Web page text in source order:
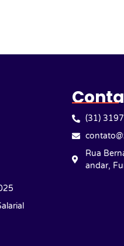
(31)
Rua
andar,